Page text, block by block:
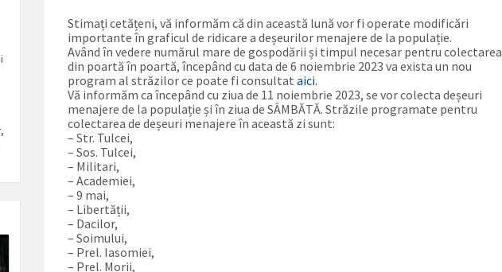
Stimați cetățeni, vă informăm că din această lună vor fi operate modificări
importante în graficul de ridicare a deșeurilor menajere de la populație.
Având în vedere numărul mare de gospodării și timpul necesar pentru colectarea
din poartă în poartă, începând cu data de 6 noiembrie 2023 va exista un nou
program al străzilor ce poate fi consultataici.
Vă informăm ca începând cu ziua de 11 noiembrie 2023, se vor colecta deșeuri
menajere de la populație și în ziua de SÂMBĂTĂ. Străzile programate pentru
colectarea de deșeuri menajere în această zi sunt:
– Str. Tulcei,
– Sos. Tulcei,
– Militari,
– Academiei,
– 9 mai,
– Libertății,
– Dacilor,
– Soimului,
– Prel. Iasomiei,
– Prel. Morii,